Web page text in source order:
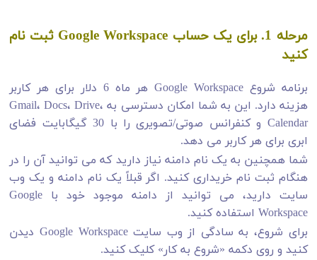
مرحله 1. برای یک حساب Google Workspace ثبت نام
کنید
برنامه شروع Google Workspace هر ماه 6 دلار برای هر کاربر
هزینه دارد. این به شما امکان دسترسی به Gmail، Docs، Drive،
Calendar و کنفرانس صوتی/تصویری را با 30 گیگابایت فضای
ابری برای هر کاربر می دهد.
شما همچنین به یک نام دامنه نیاز دارید که می توانید آن را در
هنگام ثبت نام خریداری کنید. اگر قبلاً یک نام دامنه و یک وب
سایت دارید، می توانید از دامنه موجود خود با Google
Workspace استفاده کنید.
برای شروع، به سادگی از وب سایت Google Workspace دیدن
کنید و روی دکمه «شروع به کار» کلیک کنید.